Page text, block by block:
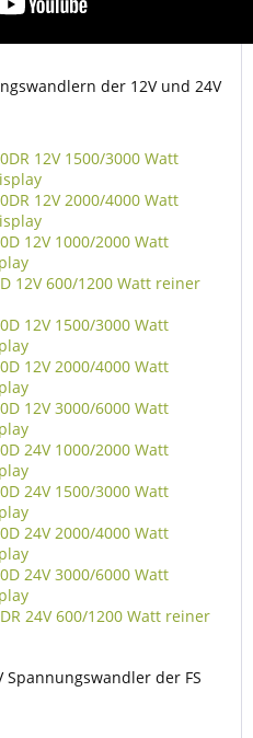
der 12V und 24V
12V 1500/3000 Watt
12V 2000/4000 Watt
12V 1000/2000 Watt
12V 600/1200 Watt reiner
12V 1500/3000 Watt
12V 2000/4000 Watt
12V 3000/6000 Watt
24V 1000/2000 Watt
24V 1500/3000 Watt
24V 2000/4000 Watt
24V 3000/6000 Watt
24V 600/1200 Watt reiner
der FS